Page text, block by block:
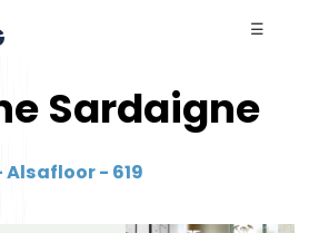
☰
Sardaigne
- 619